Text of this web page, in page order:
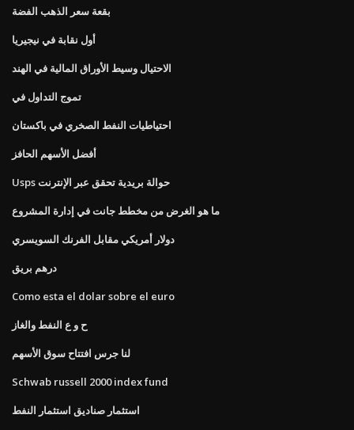
بقعة سعر الذهب الفضة
أول نقابة في نيجيريا
الاحتيال وسيط الأوراق المالية في الهند
تموج التداول في
احتياطيات النفط الصخري في باكستان
أفضل الأسهم الحافز
Usps حوالة بريدية تحقق عبر الإنترنت
ما هو الغرض من مخطط جانت في إدارة المشروع
دولار أمريكي مقابل الفرنك السويسري
درهم بريق
Como esta el dolar sobre el euro
ح و ع النفط والغاز
لنا جرس افتتاح سوق الأسهم
Schwab russell 2000 index fund
استثمار صناديق استثمار النفط